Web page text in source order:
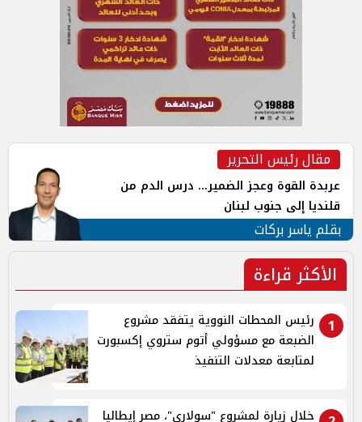
مقال رئيس التحرير
عربدة القوة وعجز الضمير... درس الدم من
قلنديا إلى جنوب لبنان
بقلم ياسر بركات
الأكثر قراءة
1
رئيس المحطات النووية يتفقد مشروع
الضبعة مع مسؤولي أتوم ستروي إكسبورت
لمتابعة معدلات التنفيذ
خلال زيارة لمشروع "سولاري"، مصر إيطاليا